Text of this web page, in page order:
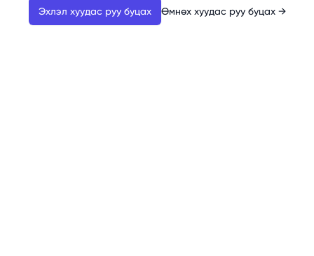
Эхлэл хуудас руу буцах Өмнөх хуудас руу буцах →